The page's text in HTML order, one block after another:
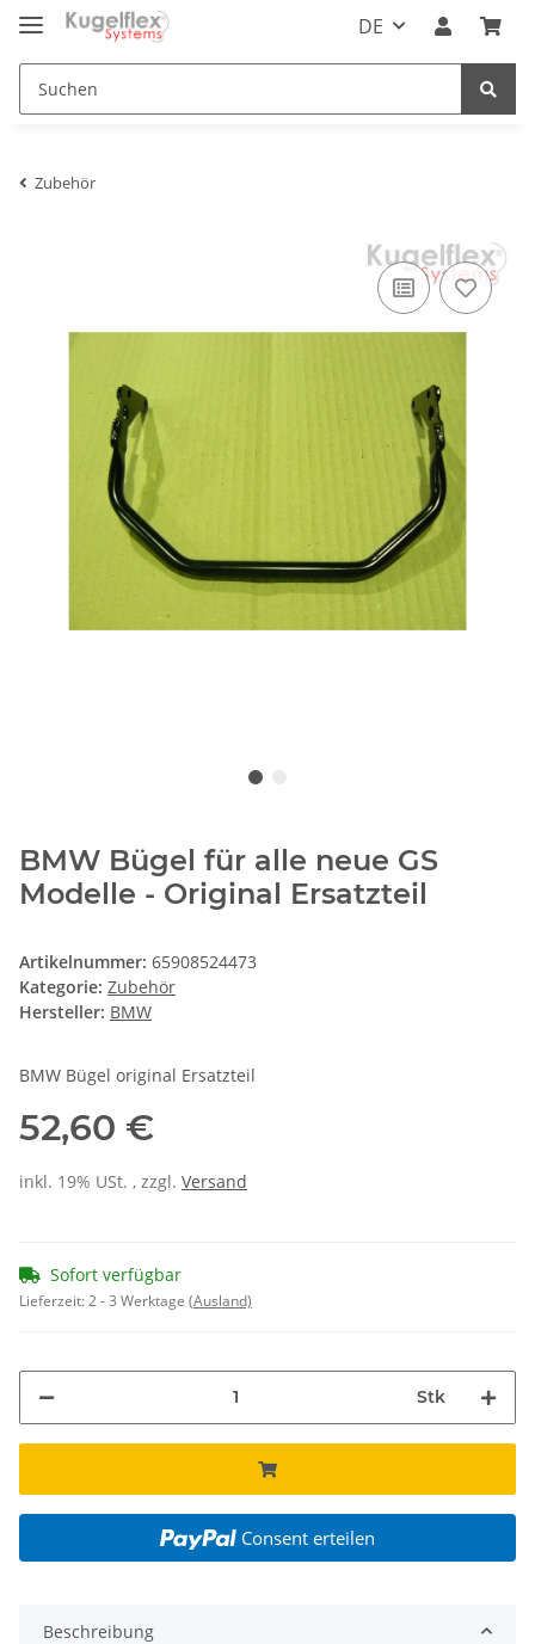
DE
Zubehör
BMW Bügel für alle neue GS
Modelle - Original Ersatzteil
Artikelnummer: 65908524473
Kategorie: Zubehör
Hersteller: BMW
BMW Bügel original Ersatzteil
52,60 €
inkl. 19% USt. , zzgl. Versand
Sofort verfügbar
Lieferzeit:2 - 3 Werktage (Ausland)
Stk
Consent erteilen
Beschreibung